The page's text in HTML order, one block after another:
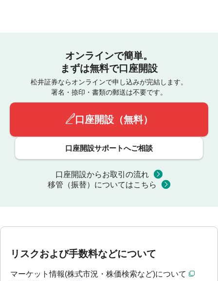
オンラインで簡単。
まずは無料で口座開設
松井証券ならオンラインで申し込みが完結します。
署名・捺印・書類の郵送は不要です。
口座開設（無料）
口座開設サポートへご相談
口座開設からお取引の流れ
移管（振替）についてはこちら
リスクおよび手数料などについて
マーケット情報(株式市況・株価検索など)について